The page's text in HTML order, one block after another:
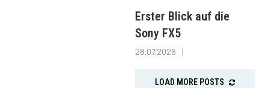
Erster Blick auf die
Sony FX5
28.07.2026
LOAD MORE POSTS